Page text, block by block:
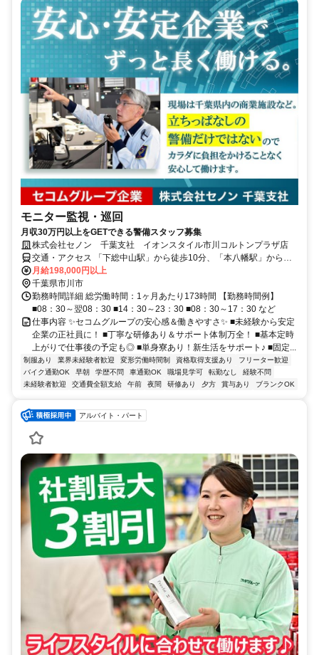
モニター監視・巡回
月収30万円以上をGETできる警備スタッフ募集
株式会社セノン 千葉支社 イオンスタイル市川コルトンプラザ店
交通・アクセス 「下総中山駅」から徒歩10分、「本八幡駅」から徒
歩12分
月給198,000円以上
千葉県市川市
勤務時間詳細 総労働時間：1ヶ月あたり173時間 【勤務時間例】
■08：30～翌08：30 ■14：30～23：30 ■08：30～17：30 など
仕事内容 ✨セコムグループの安心感＆働きやすさ✨ ■未経験から安定
企業の正社員に！ ■丁寧な研修あり＆サポート体制万全！ ■基本定時
上がりで仕事後の予定も◎ ■単身寮あり！新生活をサポート♪ ■固定...
制服あり 業界未経験者歓迎 変形労働時間制 資格取得支援あり
フリーター歓迎
バイク通勤OK
早朝 学歴不問 車通勤OK 職場見学可 転勤なし
経験不問
未経験者歓迎
交通費全額支給 午前 夜間 研修あり 夕方 賞与あり ブランクOK
アルバイト・パート